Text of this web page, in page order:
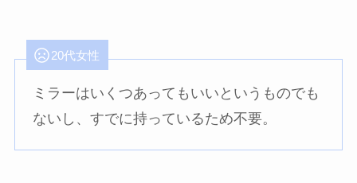
20代女性
ミラーはいくつあってもいいというものでも
ないし、すでに持っているため不要。